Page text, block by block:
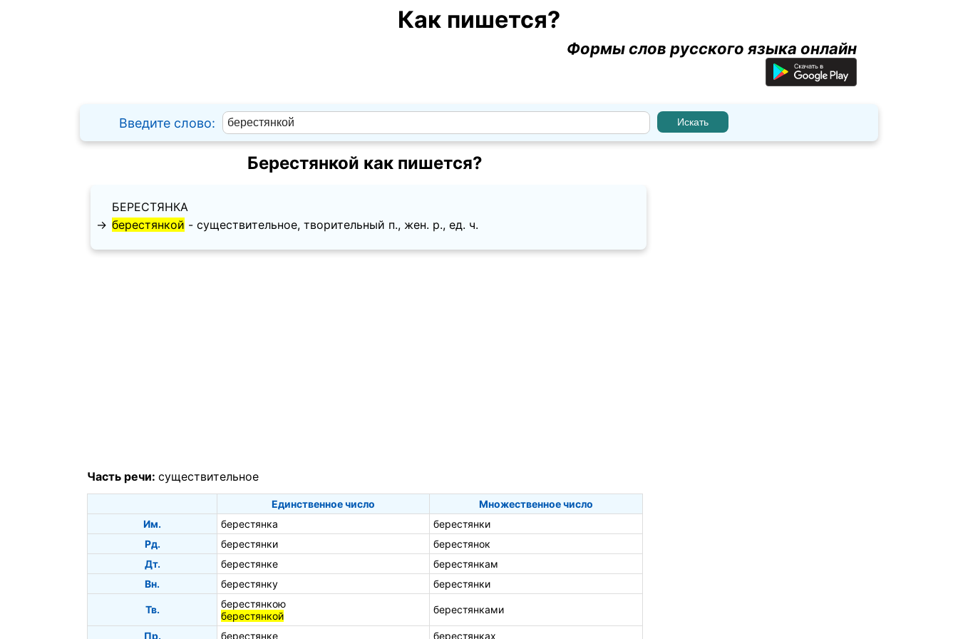
Как пишется?
Формы слов русского языка онлайн
Введите слово:
Берестянкой как пишется?
БЕРЕСТЯНКА
→ берестянкой - существительное, творительный п., жен. p., ед. ч.
Часть речи: существительное
Единственное число
Множественное число
Им.
берестянка
берестянки
Рд.
берестянки
берестянок
Дт.
берестянке
берестянкам
Вн.
берестянку берестянки
Тв.
берестянкою
берестянкой
берестянками
Пр. берестянке берестянках